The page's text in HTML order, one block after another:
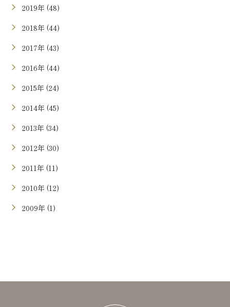
2019年 (48)
2018年 (44)
2017年 (43)
2016年 (44)
2015年 (24)
2014年 (45)
2013年 (34)
2012年 (30)
2011年 (11)
2010年 (12)
2009年 (1)